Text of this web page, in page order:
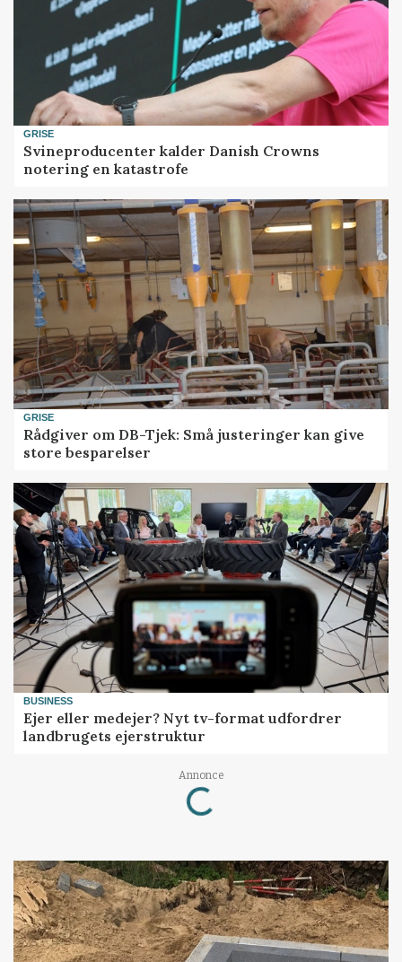
GRISE
Svineproducenter kalder Danish Crowns
notering en katastrofe
GRISE
Rådgiver om DB-Tjek: Små justeringer kan give
store besparelser
BUSINESS
Ejer eller medejer? Nyt tv-format udfordrer
landbrugets ejerstruktur
Annonce
Loading...